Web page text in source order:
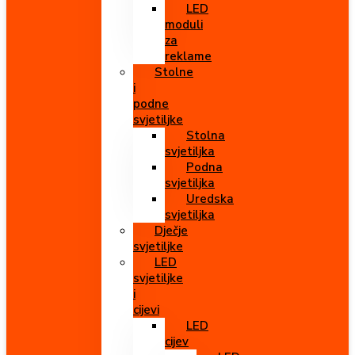
LED
moduli
za
reklame
Stolne
i
podne
svjetiljke
Stolna
svjetiljka
Podna
svjetiljka
Uredska
svjetiljka
Dječje
svjetiljke
LED
svjetiljke
i
cijevi
LED
cijev